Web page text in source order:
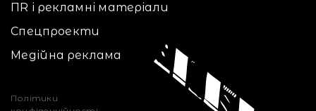
ПR і рекламні матеріали
Спецпроекти
Медійна реклама
Політики